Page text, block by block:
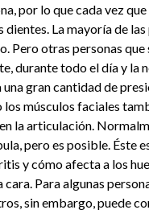
por lo que cada vez
La mayoría de
otras personas que
durante todo el día y la
gran cantidad de
músculos faciales
la articulación.
pero es posible. Éste
y cómo afecta a los
Para algunas
sin embargo, puede